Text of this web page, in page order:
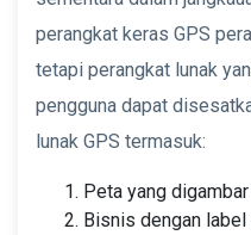
perangkat keras GPS
tetapi perangkat lunak
pengguna dapat
lunak GPS termasuk:
Peta yang
Bisnis dengan